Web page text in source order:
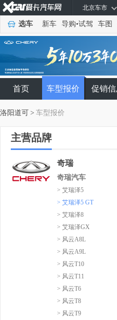
北京车市
选车 新车 导购•试驾 车图
首页 车型报价 促销信
洛阳道可 > 车型报价
主营品牌
奇瑞
奇瑞汽车
> 艾瑞泽5
> 艾瑞泽5 GT
> 艾瑞泽8
> 艾瑞泽GX
> 风云A8L
> 风云A9L
> 风云T10
> 风云T11
> 风云T6
> 风云T8
> 风云T9